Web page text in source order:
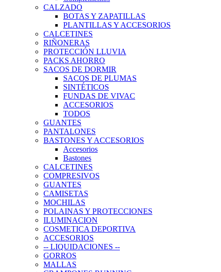
CALZADO
BOTAS Y ZAPATILLAS
PLANTILLAS Y ACCESORIOS
CALCETINES
RIÑONERAS
PROTECCIÓN LLUVIA
PACKS AHORRO
SACOS DE DORMIR
SACOS DE PLUMAS
SINTÉTICOS
FUNDAS DE VIVAC
ACCESORIOS
TODOS
GUANTES
PANTALONES
BASTONES Y ACCESORIOS
Accesorios
Bastones
CALCETINES
COMPRESIVOS
GUANTES
CAMISETAS
MOCHILAS
POLAINAS Y PROTECCIONES
ILUMINACION
COSMETICA DEPORTIVA
ACCESORIOS
-- LIQUIDACIONES --
GORROS
MALLAS